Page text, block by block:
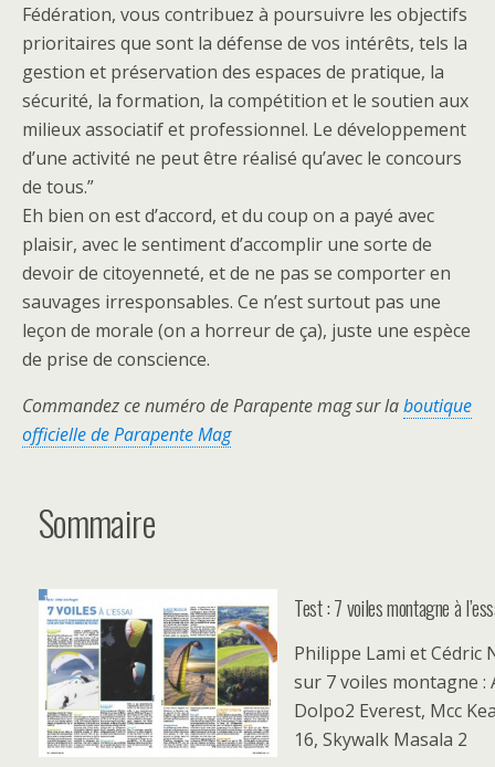
Fédération, vous contribuez à poursuivre les objectifs
prioritaires que sont la défense de vos intérêts, tels la
gestion et préservation des espaces de pratique, la
sécurité, la formation, la compétition et le soutien aux
milieux associatif et professionnel. Le développement
d’une activité ne peut être réalisé qu’avec le concours
de tous.”
Eh bien on est d’accord, et du coup on a payé avec
plaisir, avec le sentiment d’accomplir une sorte de
devoir de citoyenneté, et de ne pas se comporter en
sauvages irresponsables. Ce n’est surtout pas une
leçon de morale (on a horreur de ça), juste une espèce
de prise de conscience.
Commandez ce numéro de Parapente mag sur laboutique
officielle de Parapente Mag
Sommaire
Test : 7 voiles montagne à
Philippe Lami et Cédric
sur 7 voiles montagne :
Dolpo2 Everest, Mcc
16, Skywalk Masala 2